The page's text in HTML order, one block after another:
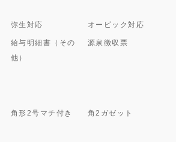
弥生対応 オービック対応
給与明細書（その
他）
源泉徴収票
角形2号マチ付き 角2ガゼット